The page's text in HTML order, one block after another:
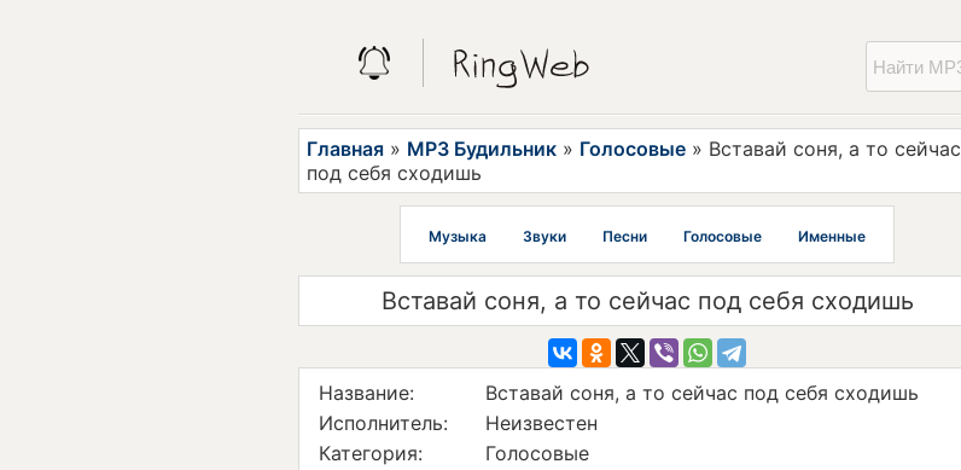
Главная» MP3 Будильник» Голосовые» Вставай соня, а то сейчас
под себя сходишь
Музыка Звуки Песни Голосовые Именные
Вставай соня, а то сейчас под себя сходишь
Название:
Вставай соня, а то сейчас под себя сходишь
Исполнитель:
Неизвестен
Категория:
Голосовые